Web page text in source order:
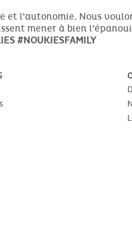
et l’autonomie. Nous
mener à bien
#NOUKIESFAMILY